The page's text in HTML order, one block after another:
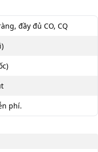
đầy đủ CO, CQ
phí.